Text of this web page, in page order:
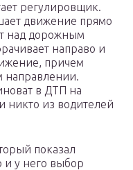
регулировщик.
движение прямо
над дорожным
направо и
причем
направлении.
в ДТП на
никто из водителей
показал
и у него выбор